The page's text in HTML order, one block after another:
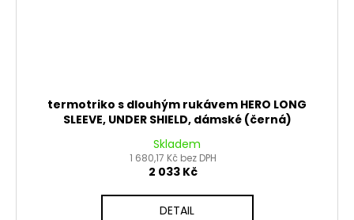
termotriko s dlouhým rukávem HERO LONG
SLEEVE, UNDER SHIELD, dámské (černá)
Skladem
1 680,17 Kč bez DPH
2 033 Kč
DETAIL